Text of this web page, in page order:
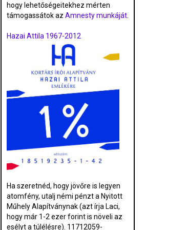
hogy lehetőségeitekhez mérten
támogassátok az Amnesty munkáját.
Hazai Attila 1967-2012
Ha szeretnéd, hogy jövőre is legyen
atomfény, utalj némi pénzt a Nyitott
Műhely Alapítványnak (azt írja Laci,
hogy már 1-2 ezer forint is növeli az
esélyt a túlélésre). 11712059-